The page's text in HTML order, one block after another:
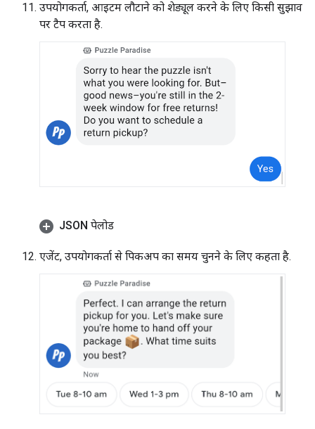
उपयोगकर्ता, आइटम लौटाने को शेड्यूल करने के लिए किसी सुझाव
पर टैप करता है.
JSON पेलोड
एजेंट, उपयोगकर्ता से पिकअप का समय चुनने के लिए कहता है.